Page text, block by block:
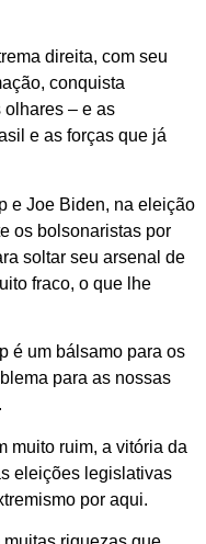
direita, com seu
conquista
olhares – e as
e as forças que já
e Joe Biden, na eleição
os bolsonaristas por
soltar seu arsenal de
fraco, o que lhe
é um bálsamo para os
para as nossas
muito ruim, a vitória da
eleições legislativas
por aqui.